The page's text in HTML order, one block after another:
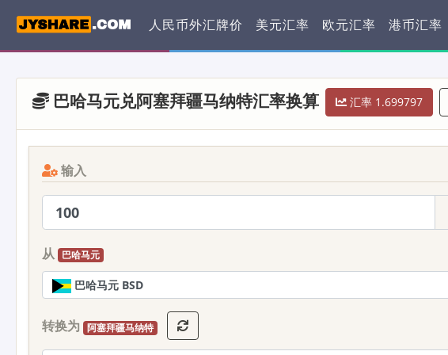
人民币外汇牌价 美元汇率 欧元汇率 港币汇率
巴哈马元兑阿塞拜疆马纳特汇率换算 汇率 1.699797
输入
从 巴哈马元
巴哈马元 BSD
转换为 阿塞拜疆马纳特